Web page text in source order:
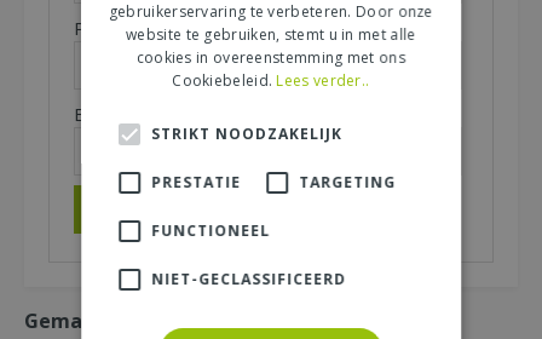
Plaats (zichtbaar op website): *
E-mailadres (niet zichtbaar):
Gemakkelijk mee bestellen
gebruikerservaring te verbeteren. Door onze
website te gebruiken, stemt u in met alle
cookies in overeenstemming met ons
Cookiebeleid. Lees verder..
STRIKT NOODZAKELIJK
PRESTATIE TARGETING
FUNCTIONEEL
NIET-GECLASSIFICEERD